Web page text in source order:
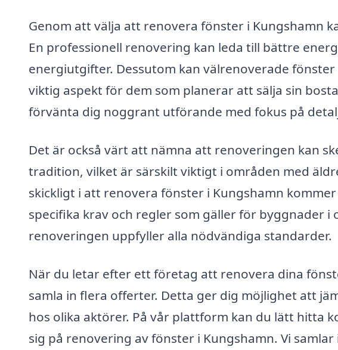
Genom att välja att renovera fönster i Kungshamn
En professionell renovering kan leda till bättre
energiutgifter. Dessutom kan välrenoverade
viktig aspekt för dem som planerar att sälja sin
förvänta dig noggrant utförande med fokus på
Det är också värt att nämna att renoveringen kan
tradition, vilket är särskilt viktigt i områden med
skickligt i att renovera fönster i Kungshamn
specifika krav och regler som gäller för byggnader
renoveringen uppfyller alla nödvändiga standarder.
När du letar efter ett företag att renovera dina
samla in flera offerter. Detta ger dig möjlighet att
hos olika aktörer. På vår plattform kan du lätt hitta
sig på renovering av fönster i Kungshamn. Vi